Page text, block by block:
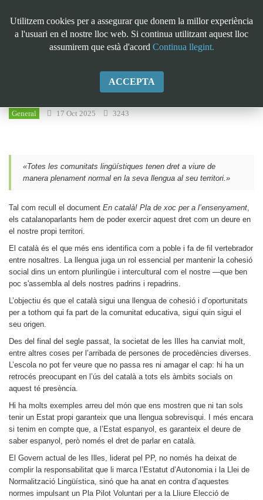
En català! Pla de xoc per a
l’ensenyament
General 17 Oct 2025 3243
«Totes les comunitats lingüístiques tenen dret a viure de
manera plenament normal en la seva llengua al seu territori.»
Tal com recull el document En català! Pla de xoc per a l’ensenyament,
els catalanoparlants hem de poder exercir aquest dret com un deure en
el nostre propi territori.
El català és el que més ens identifica com a poble i fa de fil vertebrador
entre nosaltres. La llengua juga un rol essencial per mantenir la cohesió
social dins un entorn plurilingüe i intercultural com el nostre —que ben
poc s'assembla al dels nostres padrins i repadrins.
L’objectiu és que el català sigui una llengua de cohesió i d’oportunitats
per a tothom qui fa part de la comunitat educativa, sigui quin sigui el
seu origen.
Des del final del segle passat, la societat de les Illes ha canviat molt,
entre altres coses per l’arribada de persones de procedències diverses.
L’escola no pot fer veure que no passa res ni amagar el cap: hi ha un
retrocés preocupant en l’ús del català a tots els àmbits socials on
aquest té presència.
Hi ha molts exemples arreu del món que ens mostren que ni tan sols
tenir un Estat propi garanteix que una llengua sobrevisqui. I més encara
si tenim en compte que, a l’Estat espanyol, es garanteix el deure de
saber espanyol, però només el dret de parlar en català.
El Govern actual de les Illes, liderat pel PP, no només ha deixat de
complir la responsabilitat que li marca l’Estatut d’Autonomia i la Llei de
Normalització Lingüística, sinó que ha anat en contra d’aquestes
normes impulsant un Pla Pilot Voluntari per a la Lliure Elecció de
Utilitzem cookies per a assegurar que donem la millor experiència
a l'usuari en el nostre lloc web. Si continua utilitzant aquest lloc
assumirem que està d'acord Continua llegint.
ACCEPTA